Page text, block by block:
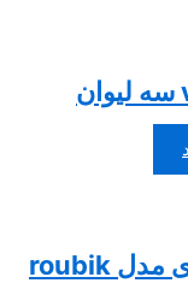
قاشق و چنگال و چاقو سفری مدل roubik